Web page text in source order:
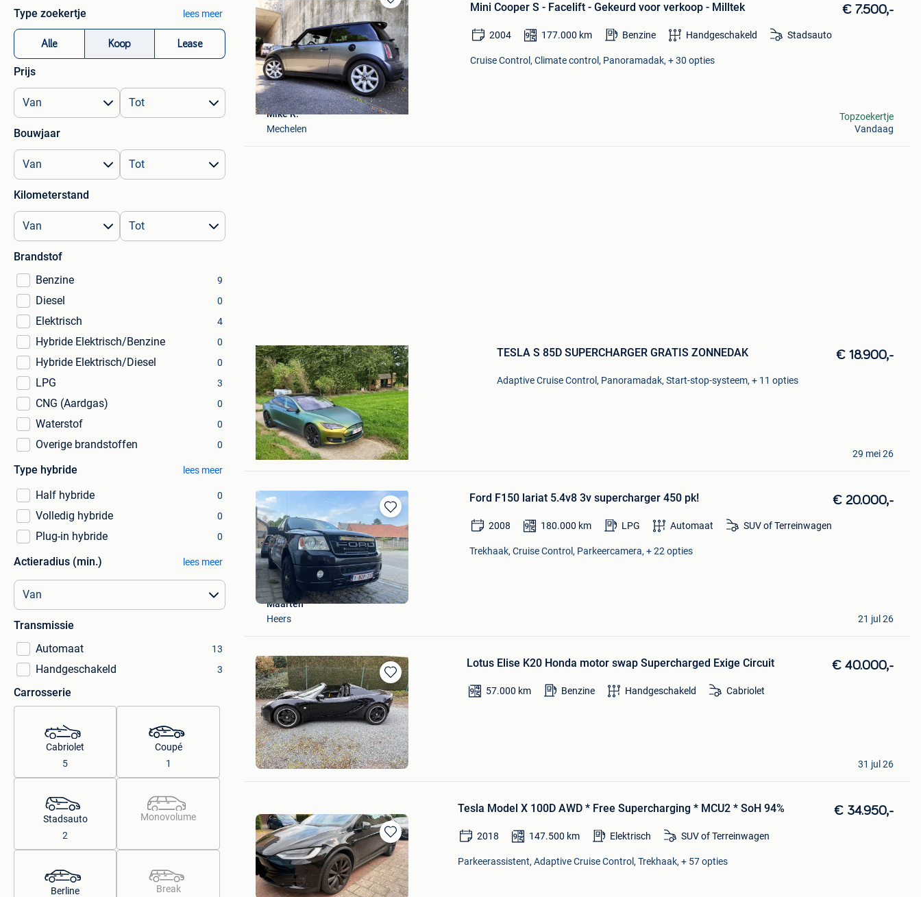
Type zoekertje lees meer
Alle Koop Lease
Prijs
Bouwjaar
Kilometerstand
Brandstof
Benzine
9
Diesel 0
Elektrisch 4
Hybride Elektrisch/Benzine 0
Hybride Elektrisch/Diesel 0
LPG 3
CNG (Aardgas) 0
Waterstof 0
Overige brandstoffen 0
Type hybride lees meer
Half hybride 0
Volledig hybride 0
Plug-in hybride 0
Actieradius (min.) lees meer
Transmissie
Automaat
13
Handgeschakeld 3
Carrosserie
Cabriolet
5
Coupé
1
Stadsauto
2
Monovolume
Berline
Break
Bewaren
in
Mijn
Favorieten
Mini Cooper S - Facelift - Gekeurd voor verkoop - Milltek € 7.500,-
2004 177.000 km Benzine Handgeschakeld Stadsauto
Cruise Control, Climate control, Panoramadak, + 30 opties
Mike R.
Mechelen
Topzoekertje
Vandaag
Mijn
Favorieten
TESLA S 85D SUPERCHARGER GRATIS ZONNEDAK € 18.900,-
Adaptive Cruise Control, Panoramadak, Start-stop-systeem, + 11 opties
ORBAY
Brussel
29 mei 26
Bewaren
in
Mijn
Favorieten
Ford F150 lariat 5.4v8 3v supercharger 450 pk! € 20.000,-
2008 180.000 km LPG Automaat SUV of Terreinwagen
Trekhaak, Cruise Control, Parkeercamera, + 22 opties
Maarten
Heers
21 jul 26
Bewaren
in
Mijn
Favorieten
Lotus Elise K20 Honda motor swap Supercharged Exige Circuit € 40.000,-
57.000 km Benzine Handgeschakeld Cabriolet
Tim
Kemzeke
31 jul 26
Bewaren
in
Mijn
Favorieten
Tesla Model X 100D AWD * Free Supercharging * MCU2 * SoH 94% € 34.950,-
2018 147.500 km Elektrisch SUV of Terreinwagen
Parkeerassistent, Adaptive Cruise Control, Trekhaak, + 57 opties